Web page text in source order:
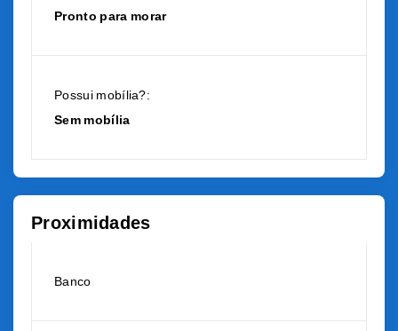
Pronto para morar
Possui mobília?:
Sem mobília
Proximidades
Banco